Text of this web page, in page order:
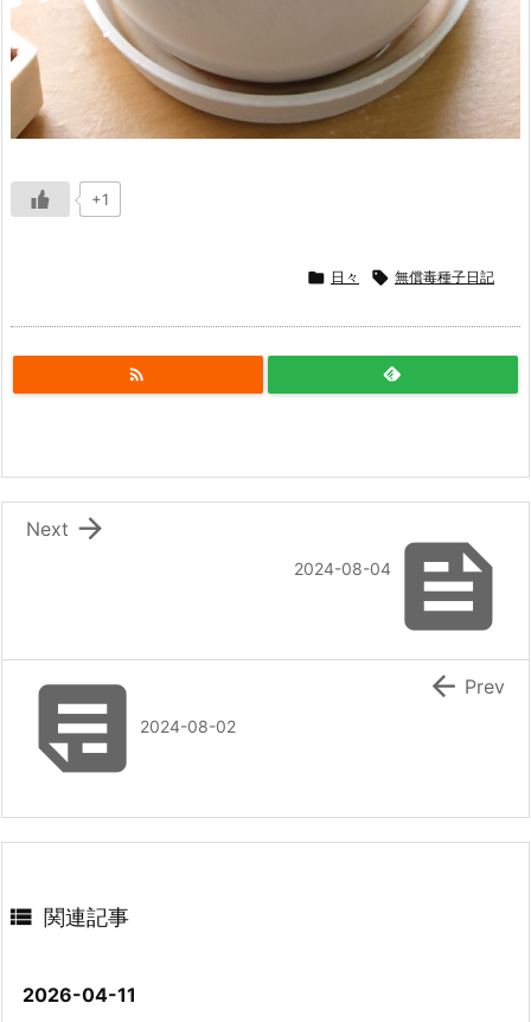
+1
 日々  無償毒種子日記


2024-08-04

Next
2024-08-02
 Prev
 関連記事
2026-04-11